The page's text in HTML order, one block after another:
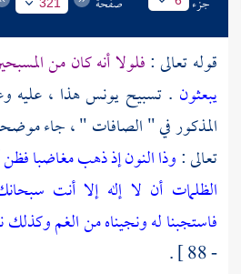
قوله تعالى :فلولا أنه كان من
يبعثون . تسبيح يونسهذا ، عليه
المذكور في " الصافات " ، جاء
تعالى :وذا النون إذ ذهب مغاضبا
الظلمات أن لا إله إلا أنت
فاستجبنا له ونجيناه من الغم وكذلك
- 88 ] .